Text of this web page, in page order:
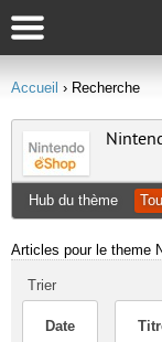
Accueil › Recherche
Hub du thème
Articles pour le theme
Trier
Date